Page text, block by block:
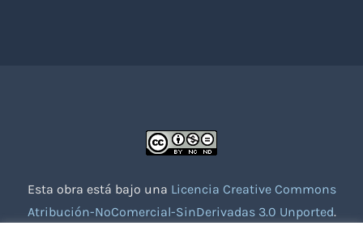
Esta obra está bajo una Licencia Creative Commons
Atribución-NoComercial-SinDerivadas 3.0 Unported.